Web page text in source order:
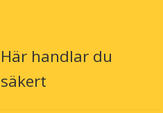
Här handlar du
säkert